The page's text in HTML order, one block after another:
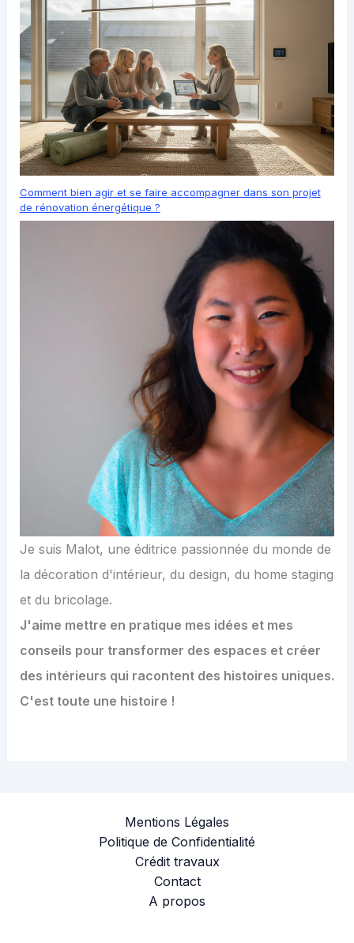
Comment bien agir et se faire accompagner dans son projet
de rénovation énergétique ?
Je suis Malot, une éditrice passionnée du monde de
la décoration d'intérieur, du design, du home staging
et du bricolage.
J'aime mettre en pratique mes idées et mes
conseils pour transformer des espaces et créer
des intérieurs qui racontent des histoires uniques.
C'est toute une histoire !
Mentions Légales
Politique de Confidentialité
Crédit travaux
Contact
A propos